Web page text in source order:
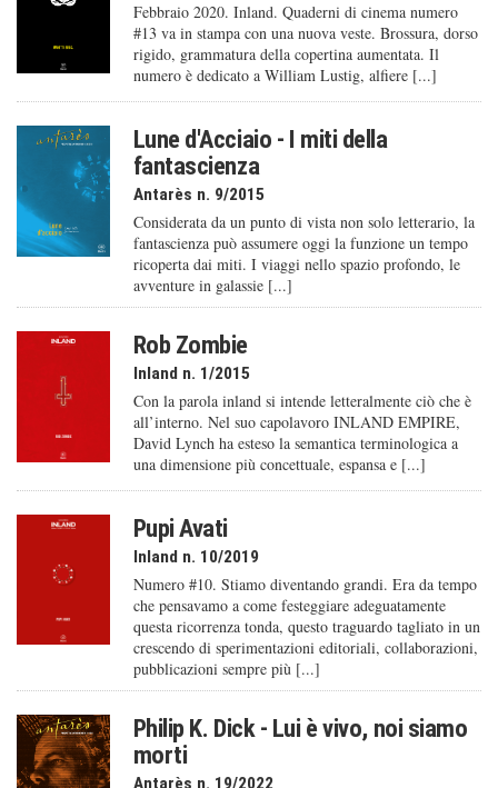
Febbraio 2020. Inland. Quaderni di cinema numero
#13 va in stampa con una nuova veste. Brossura, dorso
rigido, grammatura della copertina aumentata. Il
numero è dedicato a William Lustig, alfiere [...]
Lune d'Acciaio - I miti della
fantascienza
Antarès n. 9/2015
Considerata da un punto di vista non solo letterario, la
fantascienza può assumere oggi la funzione un tempo
ricoperta dai miti. I viaggi nello spazio profondo, le
avventure in galassie [...]
Rob Zombie
Inland n. 1/2015
Con la parola inland si intende letteralmente ciò che è
all’interno. Nel suo capolavoro INLAND EMPIRE,
David Lynch ha esteso la semantica terminologica a
una dimensione più concettuale, espansa e [...]
Pupi Avati
Inland n. 10/2019
Numero #10. Stiamo diventando grandi. Era da tempo
che pensavamo a come festeggiare adeguatamente
questa ricorrenza tonda, questo traguardo tagliato in un
crescendo di sperimentazioni editoriali, collaborazioni,
pubblicazioni sempre più [...]
Philip K. Dick - Lui è vivo, noi siamo
morti
Antarès n. 19/2022